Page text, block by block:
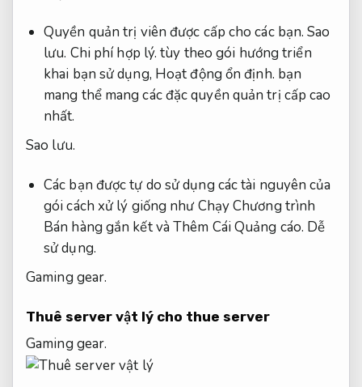
Quyền quản trị viên được cấp cho các bạn.Sao
lưu. Chi phí hợp lý. tùy theo gói hướng triển
khai bạn sử dụng, Hoạt động ổn định. bạn
mang thể mang các đặc quyền quản trị cấp cao
nhất.
Sao lưu.
Các bạn được tự do sử dụng các tài nguyên của
gói cách xử lý giống như Chạy Chương trình
Bán hàng gắn kết và Thêm Cái Quảng cáo. Dễ
sử dụng.
Gaming gear.
Thuê server vật lý cho thue server
Gaming gear.